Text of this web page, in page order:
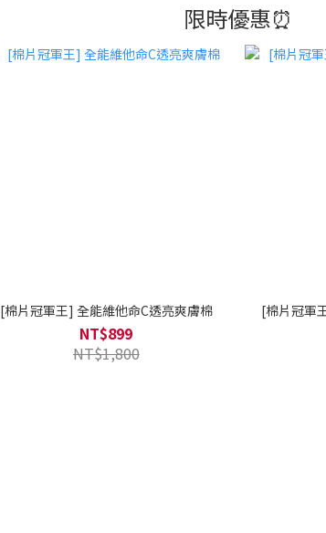
限時優惠⏰
[棉片冠軍王] 全能維他命C透亮爽膚棉
NT$899
NT$1,800
[棉片冠軍